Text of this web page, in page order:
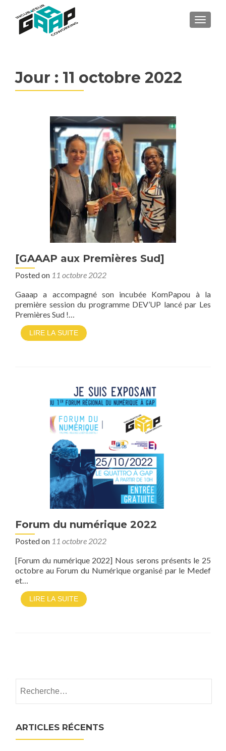
MENU
Jour : 11 octobre 2022
[GAAAP aux Premières Sud]
Posted on 11 octobre 2022
Gaaap a accompagné son incubée KomPapou à la
première session du programme DEV’UP lancé par Les
Premières Sud !…
LIRE LA SUITE
Forum du numérique 2022
Posted on 11 octobre 2022
[Forum du numérique 2022] Nous serons présents le 25
octobre au Forum du Numérique organisé par le Medef
et…
LIRE LA SUITE
ARTICLES RÉCENTS